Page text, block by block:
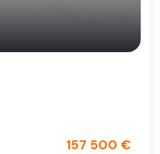
157 500 €